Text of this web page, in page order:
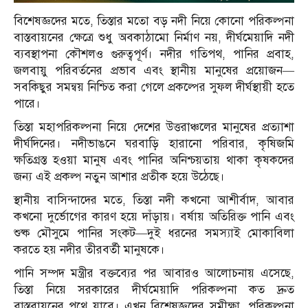
বিশেষজ্ঞদের মতে, তিস্তার মতো বড় নদী নিয়ে কোনো পরিকল্পনা
বাস্তবায়নের ক্ষেত্রে শুধু অবকাঠামো নির্মাণ নয়, দীর্ঘমেয়াদি নদী
ব্যবস্থাপনা কৌশলও গুরুত্বপূর্ণ। নদীর গতিপথ, পানির প্রবাহ,
জলবায়ু পরিবর্তনের প্রভাব এবং স্থানীয় মানুষের প্রয়োজন—
সবকিছুর সমন্বয় নিশ্চিত করা গেলে প্রকল্পের সুফল দীর্ঘস্থায়ী হতে
পারে।
তিস্তা মহাপরিকল্পনা নিয়ে দেশের উত্তরাঞ্চলের মানুষের প্রত্যাশা
দীর্ঘদিনের। নদীভাঙনে ঘরবাড়ি হারানো পরিবার, কৃষিজমি
ক্ষতিগ্রস্ত হওয়া মানুষ এবং পানির অনিশ্চয়তায় থাকা কৃষকদের
জন্য এই প্রকল্প নতুন আশার প্রতীক হয়ে উঠেছে।
স্থানীয় বাসিন্দাদের মতে, তিস্তা নদী কখনো আশীর্বাদ, আবার
কখনো দুর্ভোগের কারণ হয়ে দাঁড়ায়। বর্ষায় অতিরিক্ত পানি এবং
শুষ্ক মৌসুমে পানির সংকট—দুই ধরনের সমস্যাই মোকাবিলা
করতে হয় নদীর তীরবর্তী মানুষকে।
পানি সম্পদ মন্ত্রীর বক্তব্যের পর আবারও আলোচনায় এসেছে,
তিস্তা নিয়ে সরকারের দীর্ঘমেয়াদি পরিকল্পনা কত দ্রুত